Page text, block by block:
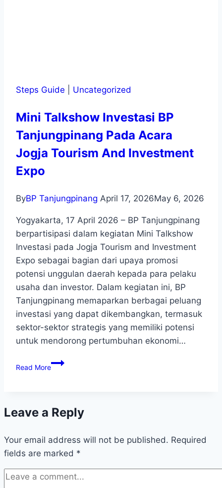
Steps Guide Uncategorized
Mini Talkshow Investasi BP
Tanjungpinang Pada Acara
Jogja Tourism And Investment
Expo
ByBP Tanjungpinang April 17, 2026May 6, 2026
Yogyakarta, 17 April 2026 – BP Tanjungpinang
berpartisipasi dalam kegiatan Mini Talkshow
Investasi pada Jogja Tourism and Investment
Expo sebagai bagian dari upaya promosi
potensi unggulan daerah kepada para pelaku
usaha dan investor. Dalam kegiatan ini, BP
Tanjungpinang memaparkan berbagai peluang
investasi yang dapat dikembangkan, termasuk
sektor-sektor strategis yang memiliki potensi
untuk mendorong pertumbuhan ekonomi…
Read More
Leave a Reply
Your email address will not be published. Required
fields are marked *